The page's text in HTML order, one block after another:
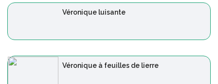
Véronique luisante
Véronique à feuilles de lierre